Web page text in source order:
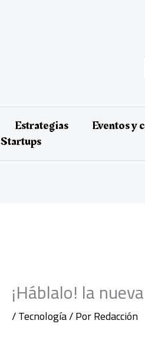
Estrategias Eventos y
Startups
¡Háblalo! la
/Tecnología/ PorRedacción